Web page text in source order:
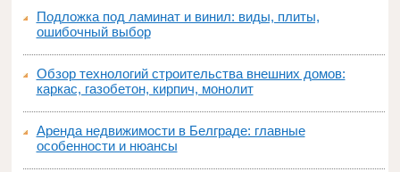
Подложка под ламинат и винил: виды, плиты,
ошибочный выбор
Обзор технологий строительства внешних домов:
каркас, газобетон, кирпич, монолит
Аренда недвижимости в Белграде: главные
особенности и нюансы